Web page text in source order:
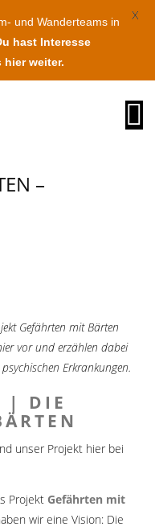
–
Gefährten mit Bärten
vor und erzählen dabei
Erkrankungen.
| DIE
unser Projekt hier bei
Projekt Gefährten mit
wir eine Vision: Die
und Wanderteams in
hast Interesse
hier weiter.
X